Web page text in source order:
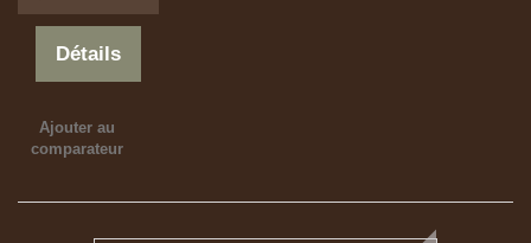
Détails
Ajouter au
comparateur